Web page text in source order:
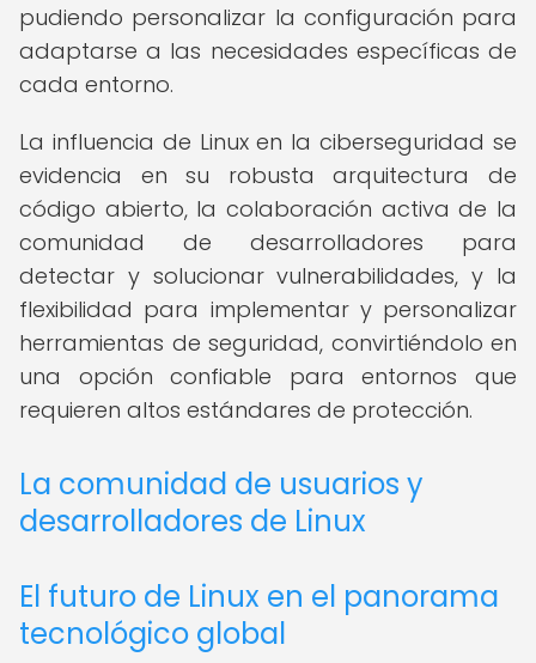
pudiendo personalizar la configuración para
adaptarse a las necesidades específicas de
cada entorno.
La influencia de Linux en la ciberseguridad se
evidencia en su robusta arquitectura de
código abierto, la colaboración activa de la
comunidad de desarrolladores para
detectar y solucionar vulnerabilidades, y la
flexibilidad para implementar y personalizar
herramientas de seguridad, convirtiéndolo en
una opción confiable para entornos que
requieren altos estándares de protección.
La comunidad de usuarios y
desarrolladores de Linux
El futuro de Linux en el panorama
tecnológico global